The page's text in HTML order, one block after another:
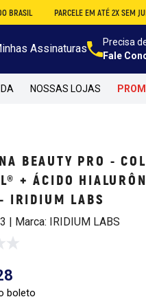
PARCELE EM ATÉ 2X SEM JUROS
Assinaturas
Precisa
Fale
NOSSAS LOJAS
BEAUTY PRO -
+ ÁCIDO
IRIDIUM LABS
| Marca: IRIDIUM LABS
boleto